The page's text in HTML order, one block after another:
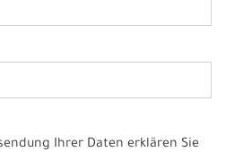
Ihrer Daten erklären Sie